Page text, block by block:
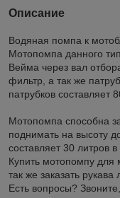
Описание
Водяная помпа к
Мотопомпа данного
Вейма через вал
фильтр, а так же
патрубков
Мотопомпа способна
поднимать на высоту
составляет 30 литров в
Купить мотопомпу
так же заказать
Есть вопросы?